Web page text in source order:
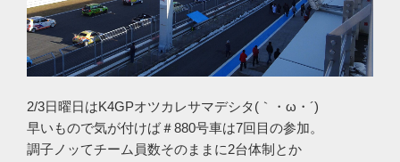
2/3日曜日はK4GPオツカレサマデシタ(｀・ω・´)ゞ
早いもので気が付けば＃880号車は7回目の参加。
調子ノッてチーム員数そのままに2台体制とか